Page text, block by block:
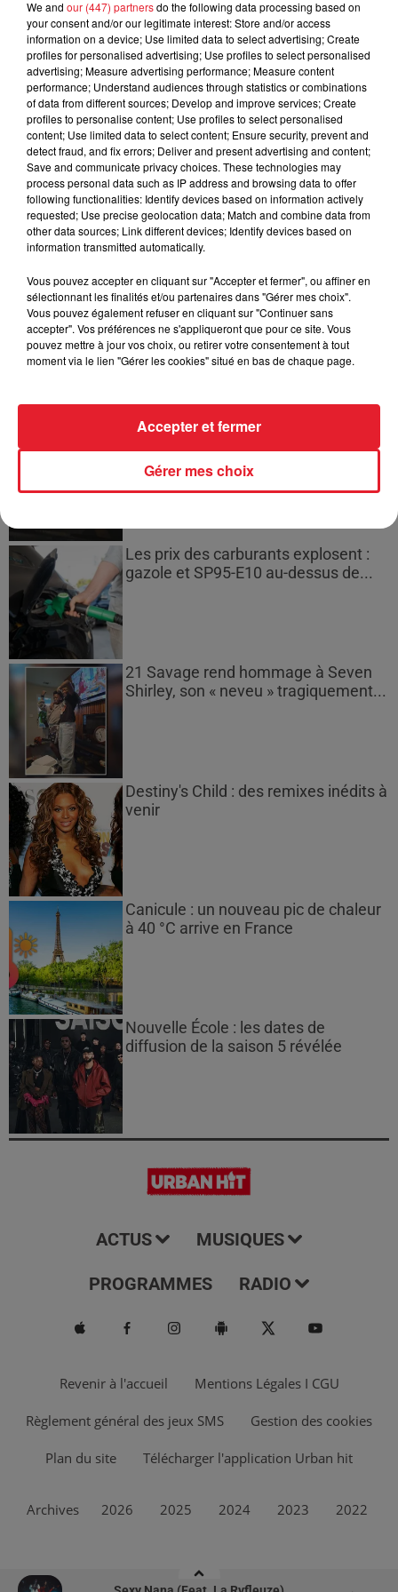
Cassie met fin à une ex-escorte
masculine dans sa bataille...
Des vitres tombent de la tour
Montparnasse : des désaccords
entre...
Incendies en Gironde : encore
plusieurs semaines avant
l'extinction...
Bouches-du-Rhône : les ossements
de deux militaires disparus...
Les prix des carburants explosent :
gazole et SP95-E10 au-dessus de...
21 Savage rend hommage à Seven
Shirley, son « neveu » tragiquement...
Destiny's Child : des remixes inédits à
venir
Canicule : un nouveau pic de chaleur
à 40 °C arrive en France
Nouvelle École : les dates de
diffusion de la saison 5 révélée
ACTUS MUSIQUES
PROGRAMMES RADIO
Revenir à l'accueil Mentions Légales I CGU
Règlement général des jeux SMS Gestion des cookies
Plan du site Télécharger l'application Urban hit
Archives 2026 2025 2024 2023 2022
We and our (447) partnersdo the following data processing based on
your consent and/or our legitimate interest: Store and/or access
information on a device; Use limited data to select advertising; Create
profiles for personalised advertising; Use profiles to select personalised
advertising; Measure advertising performance; Measure content
performance; Understand audiences through statistics or combinations
of data from different sources; Develop and improve services; Create
profiles to personalise content; Use profiles to select personalised
content; Use limited data to select content; Ensure security, prevent and
detect fraud, and fix errors; Deliver and present advertising and content;
Save and communicate privacy choices. These technologies may
process personal data such as IP address and browsing data to offer
following functionalities: Identify devices based on information actively
requested; Use precise geolocation data; Match and combine data from
other data sources; Link different devices; Identify devices based on
information transmitted automatically.
Vous pouvez accepter en cliquant sur "Accepter et fermer", ou affiner en
sélectionnant les finalités et/ou partenaires dans "Gérer mes choix".
Vous pouvez également refuser en cliquant sur "Continuer sans
accepter". Vos préférences ne s'appliqueront que pour ce site. Vous
pouvez mettre à jour vos choix, ou retirer votre consentement à tout
moment via le lien "Gérer les cookies" situé en bas de chaque page.
Gérer mes choix
Accepter et fermer